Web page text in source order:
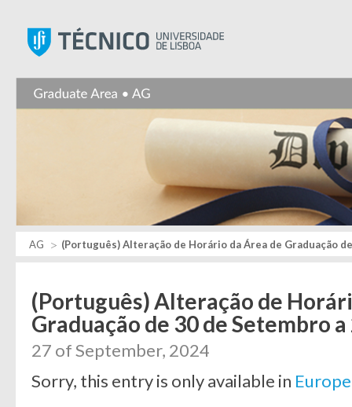
AG (Português) Alteração de Horário da Área de Graduação
(Português) Alteração de
Graduação de 30 de Setembro
27 of September, 2024
Sorry, this entry is only available in